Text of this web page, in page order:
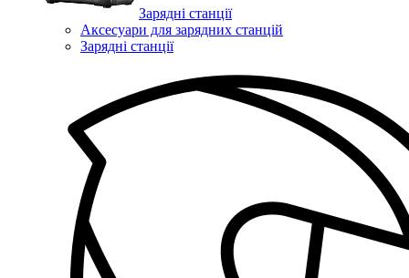
Зарядні станції
Аксесуари для зарядних станцій
Зарядні станції